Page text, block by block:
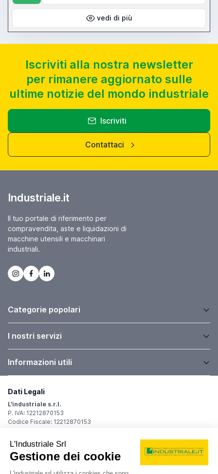
vedi di più
Iscriviti alla nostra newsletter
per rimanere aggiornato sulle
ultime notizie del mondo industriale
Iscriviti
Contattaci
Industriale.it
Il tuo portale di riferimento per
compravendita, aste e liquidazioni di
macchine utensili e macchinari
industriali.
Categorie popolari
I nostri servizi
Informazioni utili
Dati Legali
L'industriale s.r.l.
P. IVA: 12212870153
Codice Fiscale: 12212870153
Sede Legale
Via Carlo Dolci, 32
20148 Milano (MI)
Italy